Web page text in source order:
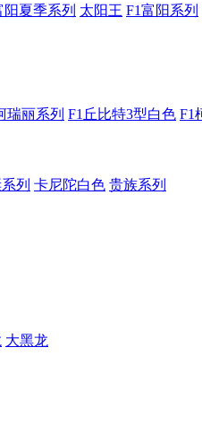
阳夏季系列 太阳王 F1富阳系列
瑞丽系列 F1丘比特3型白色 F1
列 卡尼陀白色 贵族系列
大黑龙